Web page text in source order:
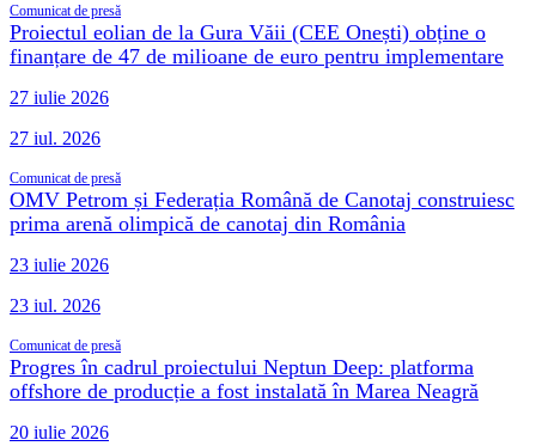
Comunicat de presă
Proiectul eolian de la Gura Văii (CEE Onești) obține o
finanțare de 47 de milioane de euro pentru implementare
27 iulie 2026
27 iul. 2026
Comunicat de presă
OMV Petrom și Federația Română de Canotaj construiesc
prima arenă olimpică de canotaj din România
23 iulie 2026
23 iul. 2026
Comunicat de presă
Progres în cadrul proiectului Neptun Deep: platforma
offshore de producție a fost instalată în Marea Neagră
20 iulie 2026